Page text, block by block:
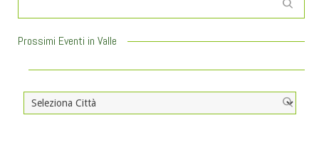
Prossimi Eventi in Valle